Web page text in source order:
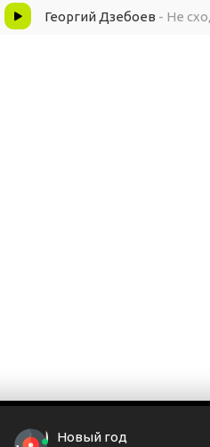
Георгий Дзебоев - Не
Новый год